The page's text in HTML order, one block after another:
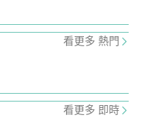
看更多 熱門
看更多 即時